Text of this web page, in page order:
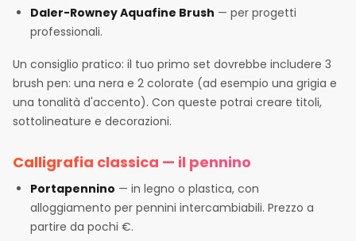
Daler-Rowney Aquafine Brush — per progetti
professionali.
Un consiglio pratico: il tuo primo set dovrebbe includere 3
brush pen: una nera e 2 colorate (ad esempio una grigia e
una tonalità d'accento). Con queste potrai creare titoli,
sottolineature e decorazioni.
Calligrafia classica — il pennino
Portapennino — in legno o plastica, con
alloggiamento per pennini intercambiabili. Prezzo a
partire da pochi €.